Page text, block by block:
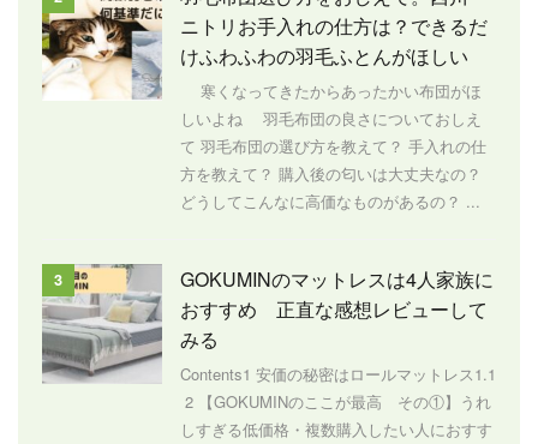
ニトリお手入れの仕方は？できるだ
けふわふわの羽毛ふとんがほしい
寒くなってきたからあったかい布団がほ
しいよね 羽毛布団の良さについておしえ
て 羽毛布団の選び方を教えて？ 手入れの仕
方を教えて？ 購入後の匂いは大丈夫なの？
どうしてこんなに高価なものがあるの？ ...
3
GOKUMINのマットレスは4人家族に
おすすめ 正直な感想レビューして
みる
Contents1 安価の秘密はロールマットレス1.1
2 【GOKUMINのここが最高 その①】うれ
しすぎる低価格・複数購入したい人におすす